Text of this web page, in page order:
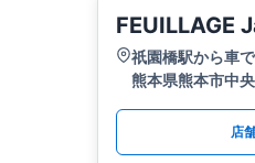
FEUILLAGE
祇園橋駅から車
熊本県熊本市中
店